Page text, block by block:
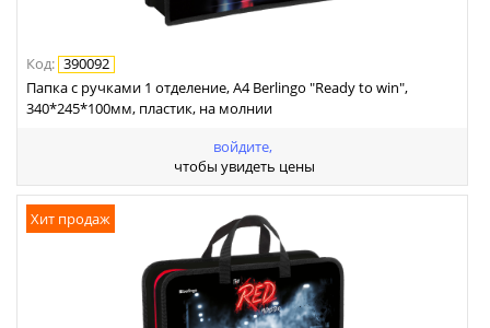
Код: 390092
Папка с ручками 1 отделение, А4 Berlingo "Ready to win",
340*245*100мм, пластик, на молнии
войдите,
чтобы увидеть цены
Хит продаж